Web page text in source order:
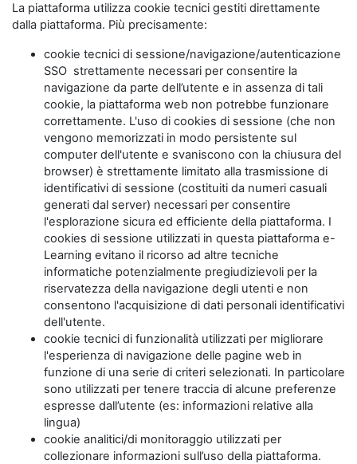
La piattaforma utilizza cookie tecnici gestiti direttamente
dalla piattaforma. Più precisamente:
cookie tecnici di sessione/navigazione/autenticazione
SSO strettamente necessari per consentire la
navigazione da parte dell’utente e in assenza di tali
cookie, la piattaforma web non potrebbe funzionare
correttamente. L'uso di cookies di sessione (che non
vengono memorizzati in modo persistente sul
computer dell'utente e svaniscono con la chiusura del
browser) è strettamente limitato alla trasmissione di
identificativi di sessione (costituiti da numeri casuali
generati dal server) necessari per consentire
l'esplorazione sicura ed efficiente della piattaforma. I
cookies di sessione utilizzati in questa piattaforma e-
Learning evitano il ricorso ad altre tecniche
informatiche potenzialmente pregiudizievoli per la
riservatezza della navigazione degli utenti e non
consentono l'acquisizione di dati personali identificativi
dell'utente.
cookie tecnici di funzionalità utilizzati per migliorare
l'esperienza di navigazione delle pagine web in
funzione di una serie di criteri selezionati. In particolare
sono utilizzati per tenere traccia di alcune preferenze
espresse dall’utente (es: informazioni relative alla
lingua)
cookie analitici/di monitoraggio utilizzati per
collezionare informazioni sull’uso della piattaforma.